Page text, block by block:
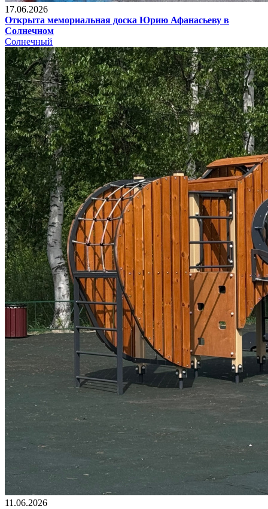
17.06.2026
Открыта мемориальная доска Юрию Афанасьеву в
Солнечном
Солнечный
11.06.2026